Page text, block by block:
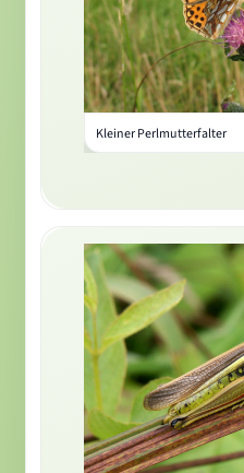
Kleiner Perlmutterfalter